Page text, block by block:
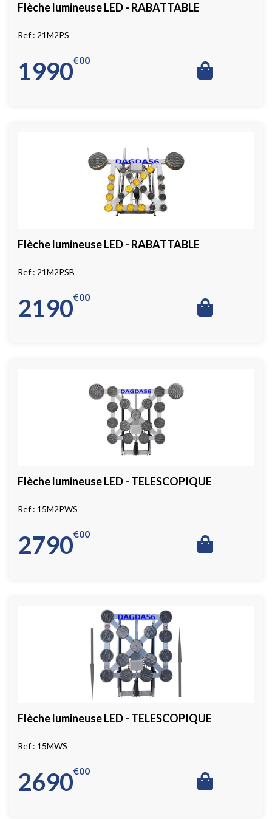
Flèche lumineuse LED - RABATTABLE
21M2PS
1990 00
€
Flèche lumineuse LED - RABATTABLE
21M2PSB
2190 00
€
Flèche lumineuse LED - TELESCOPIQUE
15M2PWS
2790 00
€
Flèche lumineuse LED - TELESCOPIQUE
15MWS
2690 00
€